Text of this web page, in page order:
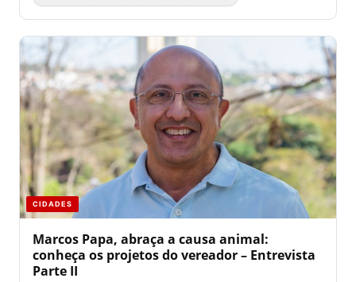
CIDADES
Marcos Papa, abraça a causa animal:
conheça os projetos do vereador – Entrevista
Parte II